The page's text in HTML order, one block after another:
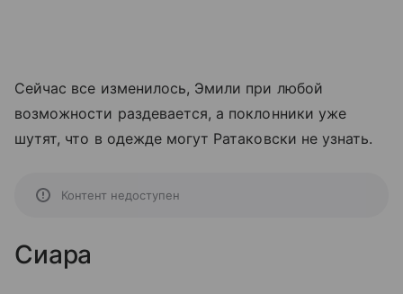
Сейчас все изменилось, Эмили при любой
возможности раздевается, а поклонники уже
шутят, что в одежде могут Ратаковски не узнать.
Контент недоступен
Сиара